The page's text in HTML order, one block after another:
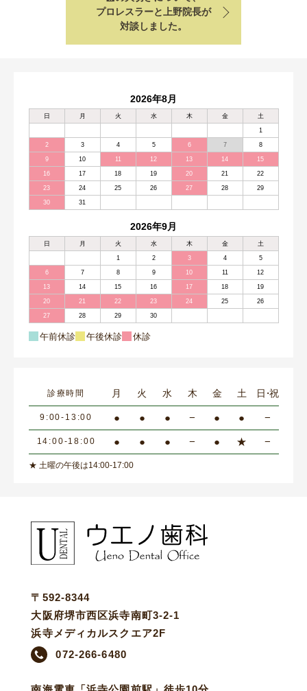
プロレスラーと上野院長が
対談しました。
2026年8月
日 月 火 水 木 金 土
1
2 3 4 5 6 7 8
9 10 11 12 13 14 15
16 17 18 19 20 21 22
23 24 25 26 27 28 29
30 31
2026年9月
日 月 火 水 木 金 土
1 2 3 4 5
6 7 8 9 10 11 12
13 14 15 16 17 18 19
20 21 22 23 24 25 26
27 28 29 30
午前休診 午後休診 休診
診療時間 月 火 水 木 金 土 日・祝
9:00-13:00 ● ● ● − ● ● −
14:00-18:00 ● ● ● − ● ★ −
★ 土曜の午後は14:00-17:00
〒592-8344
大阪府堺市西区浜寺南町3-2-1
浜寺メディカルスクエア2F
072-266-6480